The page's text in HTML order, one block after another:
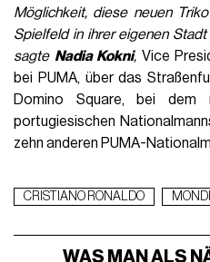
Möglichkeit, diese neuen
Spielfeld in ihrer eigenen
sagte Nadia Kokni, Vice
bei PUMA, über das
Domino Square, bei
portugiesischen
zehn anderen PUMA-
CRISTIANO RONALDO
WAS MAN ALS